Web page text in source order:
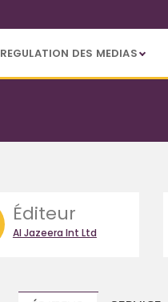
REGULATION DES MEDIAS
Éditeur
Al Jazeera Int Ltd